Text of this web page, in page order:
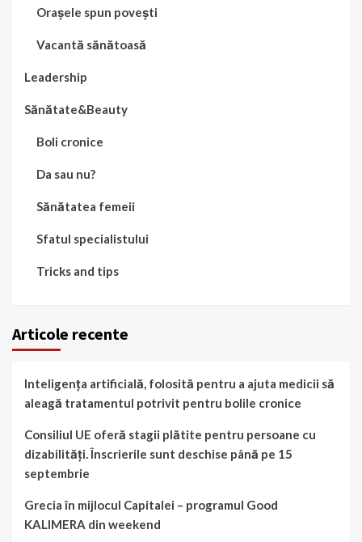
Orașele spun povești
Vacantă sănătoasă
Leadership
Sănătate&Beauty
Boli cronice
Da sau nu?
Sănătatea femeii
Sfatul specialistului
Tricks and tips
Articole recente
Inteligența artificială, folosită pentru a ajuta medicii să
aleagă tratamentul potrivit pentru bolile cronice
Consiliul UE oferă stagii plătite pentru persoane cu
dizabilități. Înscrierile sunt deschise până pe 15
septembrie
Grecia în mijlocul Capitalei – programul Good
KALIMERA din weekend